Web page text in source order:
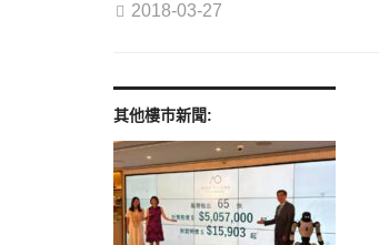
2018-03-27
其他樓巿新聞: